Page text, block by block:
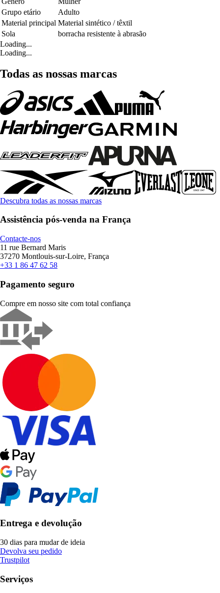
Grupo etário
Adulto
Material principal Material sintético / têxtil
Sola
borracha resistente à abrasão
Loading...
Loading...
Todas as nossas marcas
Descubra todas as nossas marcas
Assistência pós-venda na França
Contacte-nos
11 rue Bernard Maris
37270 Montlouis-sur-Loire, França
+33 1 86 47 62 58
Pagamento seguro
Compre em nosso site com total confiança
Entrega e devolução
30 dias para mudar de ideia
Devolva seu pedido
Trustpilot
Serviços